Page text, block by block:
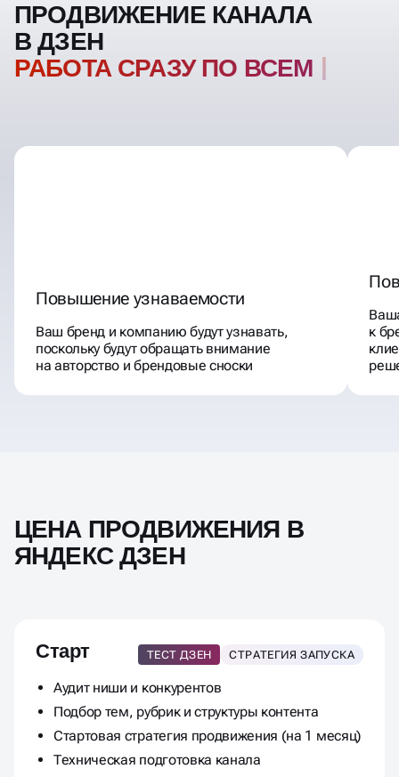
ПРОДВИЖЕНИЕ КАНАЛА
В ДЗЕН
РАБОТА СРАЗУ ПО ВСЕМ
Повышение узнаваемости
Ваш бренд и компанию будут узнавать,
поскольку будут обращать внимание
к
ЦЕНА ПРОДВИЖЕНИЯ В
Старт ТЕСТ ДЗЕН
Аудит ниши и конкурентов
Подбор тем, рубрик и структуры контента
Стартовая стратегия продвижения (на 1 месяц)